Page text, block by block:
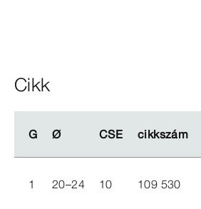
Cikk
G Ø CSE cikkszám
G Ø CSE cikkszám
1 20–24 10 109 530